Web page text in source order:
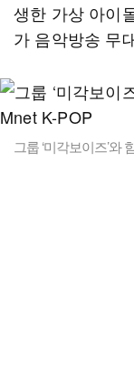
생한 가상 아이
가 음악방송 무
그룹 ‘미각보이즈’와